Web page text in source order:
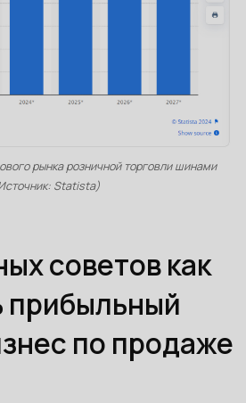
рынка розничной торговли шинами
Statista)
советов как
прибыльный
по продаже